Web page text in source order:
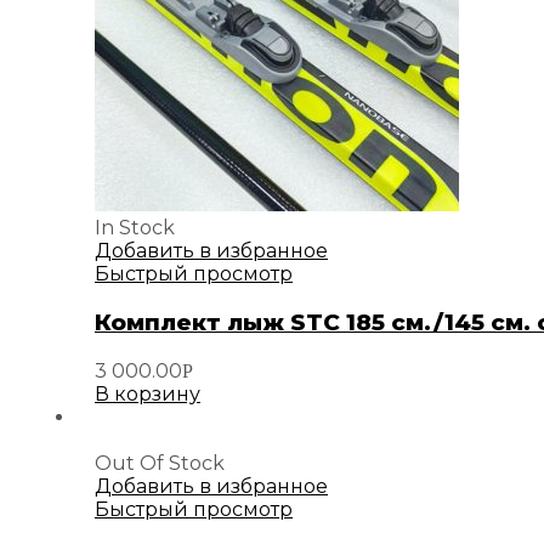
In Stock
Добавить в избранное
Быстрый просмотр
Комплект лыж STC 185 см./145 см.
3 000.00Р
В корзину
Out Of Stock
Добавить в избранное
Быстрый просмотр